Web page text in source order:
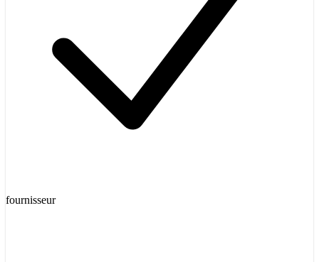
fournisseur